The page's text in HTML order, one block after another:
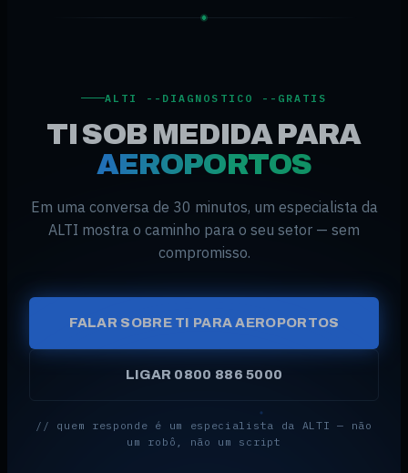
ALTI --DIAGNOSTICO --GRATIS
TI SOB MEDIDA PARA
AEROPORTOS
Em uma conversa de 30 minutos, um especialista da
ALTI mostra o caminho para o seu setor — sem
compromisso.
FALAR SOBRE TI PARA AEROPORTOS
LIGAR 0800 886 5000
// quem responde é um especialista da ALTI — não
um robô, não um script